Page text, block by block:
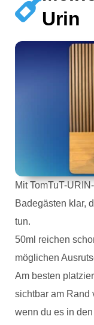
Urin
Mit TomTuT-
Badegästen klar,
tun.
50ml reichen
möglichen
Am besten
sichtbar am Rand
wenn du es in